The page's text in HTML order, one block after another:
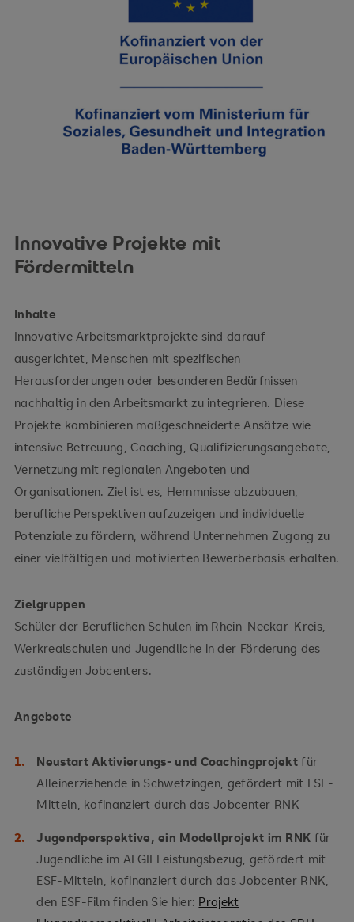
Innovative Projekte mit
Fördermitteln
Inhalte
Innovative Arbeitsmarktprojekte sind darauf
ausgerichtet, Menschen mit spezifischen
Herausforderungen oder besonderen Bedürfnissen
nachhaltig in den Arbeitsmarkt zu integrieren. Diese
Projekte kombinieren maßgeschneiderte Ansätze wie
intensive Betreuung, Coaching, Qualifizierungsangebote,
Vernetzung mit regionalen Angeboten und
Organisationen. Ziel ist es, Hemmnisse abzubauen,
berufliche Perspektiven aufzuzeigen und individuelle
Potenziale zu fördern, während Unternehmen Zugang zu
einer vielfältigen und motivierten Bewerberbasis erhalten.
Zielgruppen
Schüler der Beruflichen Schulen im Rhein-Neckar-Kreis,
Werkrealschulen und Jugendliche in der Förderung des
zuständigen Jobcenters.
Angebote
Neustart Aktivierungs- und Coachingprojektfür
Alleinerziehende in Schwetzingen, gefördert mit ESF-
Mitteln, kofinanziert durch das Jobcenter RNK
Jugendperspektive, ein Modellprojekt im RNK für
Jugendliche im ALGII Leistungsbezug, gefördert mit
ESF-Mitteln, kofinanziert durch das Jobcenter RNK,
den ESF-Film finden Sie hier: Projekt